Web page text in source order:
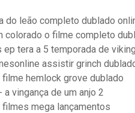
do leão completo dublado
colorado o filme completo
ep tera a 5 temporada de
assistir grinch
hemlock grove dublado
a vingança de um anjo 2
mega lançamentos